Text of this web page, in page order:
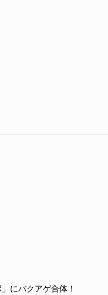
にバクアゲ合体！